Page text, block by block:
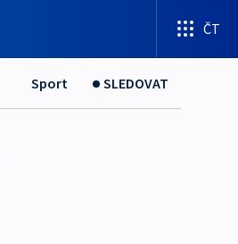
ČT
Sport SLEDOVAT